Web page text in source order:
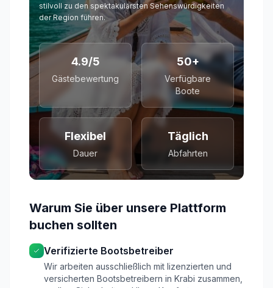
stilvoll zu den spektakulärsten Sehenswürdigkeiten
der Region führen.
4.9/5
Gästebewertung
50+
Verfügbare
Boote
Flexibel
Dauer
Täglich
Abfahrten
Warum Sie über unsere Plattform
buchen sollten
Verifizierte Bootsbetreiber
Wir arbeiten ausschließlich mit lizenzierten und
versicherten Bootsbetreibern in Krabi zusammen,